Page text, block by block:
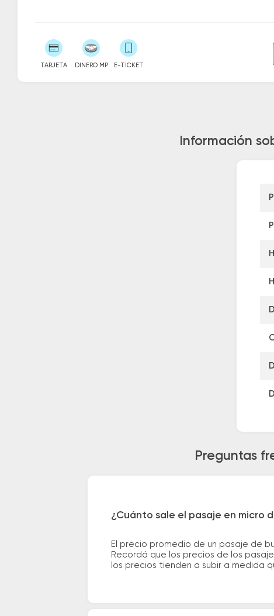
TARJETA DINERO MP E-TICKET
Información
Preguntas
¿Cuánto sale el pasaje en micro
El precio promedio de un pasaje de
Recordá que los precios de los
los precios tienden a subir a medida